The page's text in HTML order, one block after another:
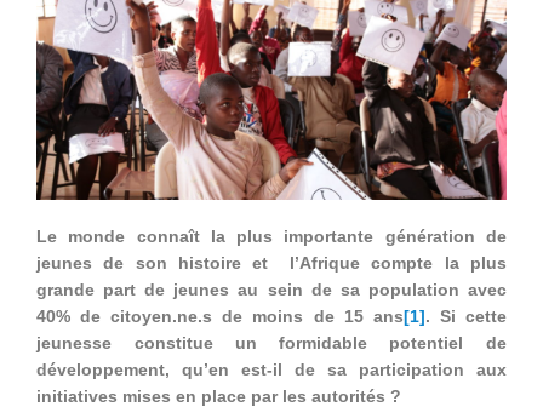
Le monde connaît la plus importante génération de
jeunes de son histoire et l’Afrique compte la plus
grande part de jeunes au sein de sa population avec
40% de citoyen.ne.s de moins de 15 ans[1]. Si cette
jeunesse constitue un formidable potentiel de
développement, qu’en est-il de sa participation aux
initiatives mises en place par les autorités ?